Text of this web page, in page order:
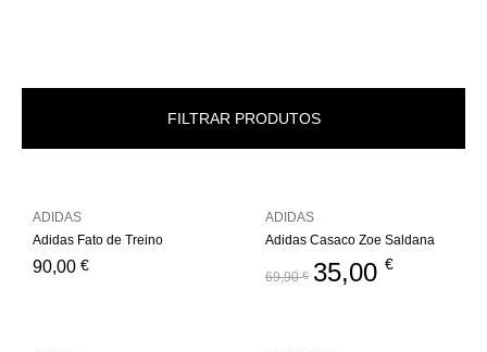
FILTRAR PRODUTOS
Adidas Fato de Treino
90,00 €
ADIDAS
Adidas Casaco Zoe Saldana
69,90€ 35,00 €
ADIDAS